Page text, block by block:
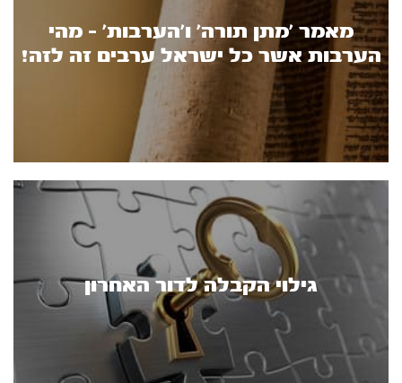
מאמר ’מתן תורה’ ו’הערבות’ - מהי
הערבות אשר כל ישראל ערבים זה לזה!
גילוי הקבלה לדור האחרון